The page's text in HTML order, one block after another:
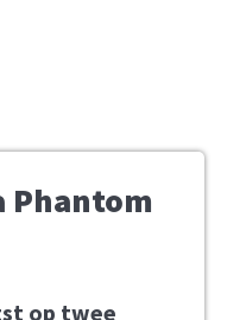
Phantom
op twee